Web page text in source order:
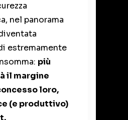
nel panorama
estremamente
più
il margine
loro,
(e produttivo)